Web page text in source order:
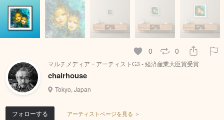
0 0
マルチメディア・アーティストG3 - 経済産業大臣賞受賞
chairhouse
Tokyo, Japan
フォローする アーティストページを見る ＞